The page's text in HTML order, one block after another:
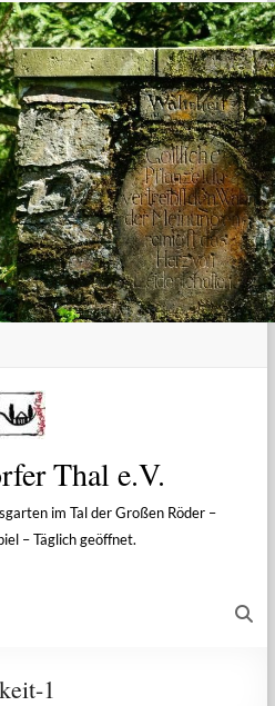
Thal e.V.
im Tal der Großen Röder –
– Täglich geöffnet.
1